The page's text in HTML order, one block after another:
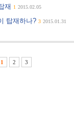
재 1 2015.02.05
탑재하나? 3 2015.01.31
1 2 3